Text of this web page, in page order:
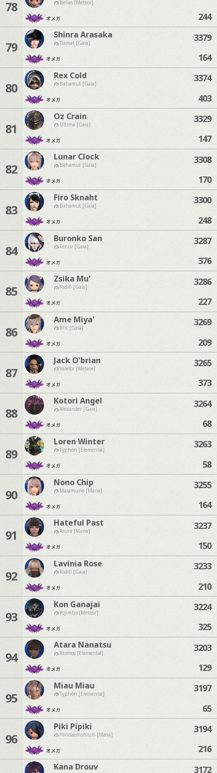
78 Belias [Meteor]
オメガ
244
79
Shinra Arasaka
Tiamat [Gaia]
オメガ
3379
164
80
Rex Cold
Bahamut [Gaia]
オメガ
3374
403
81
Oz Crain
Ultima [Gaia]
オメガ
3329
147
82
Lunar Clock
Bahamut [Gaia]
オメガ
3308
170
83
Firo Sknaht
Bahamut [Gaia]
オメガ
3300
248
84
Buronko San
Fenrir [Gaia]
オメガ
3287
376
85
Zsika Mu'
Ridill [Gaia]
オメガ
3286
227
86
Ame Miya'
Ifrit [Gaia]
オメガ
3269
209
87
Jack O'brian
Valefor [Meteor]
オメガ
3265
373
88
Kotori Angel
Alexander [Gaia]
オメガ
3264
68
89
Loren Winter
Typhon [Elemental]
オメガ
3263
58
90
Nono Chip
Masamune [Mana]
オメガ
3255
164
91
Hateful Past
Asura [Mana]
オメガ
3237
150
92
Lavinia Rose
Ridill [Gaia]
オメガ
3233
210
93
Kon Ganajai
Yojimbo [Meteor]
オメガ
3224
325
94
Atara Nanatsu
Atomos [Elemental]
オメガ
3203
129
95
Miau Miau
Typhon [Elemental]
オメガ
3197
65
96
Piki Pipiki
Pandaemonium [Mana]
オメガ
3194
216
Kana Drouv
3172